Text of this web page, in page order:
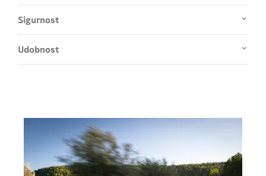
Sigurnost
Udobnost